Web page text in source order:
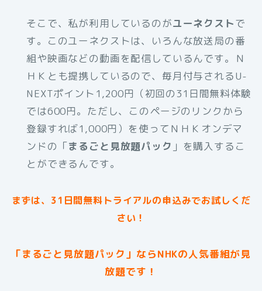
そこで、私が利用しているのがユーネクストで
す。このユーネクストは、いろんな放送局の番
組や映画などの動画を配信しているんです。Ｎ
ＨＫとも提携しているので、毎月付与されるU-
NEXTポイント1,200円（初回の31日間無料体験
では600円。ただし、このページのリンクから
登録すれば1,000円）を使ってＮＨＫオンデマ
ンドの「まるごと見放題パック 」を購入するこ
とができるんです。
まずは、31日間無料トライアルの申込みでお試しくだ
さい！
「まるごと見放題パック」ならNHKの人気番組が見
放題です！